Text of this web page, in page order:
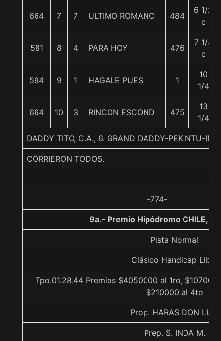
664 7 7 ULTIMO ROMANC 484
6 1/2
c
581 8 4 PARA HOY 476
7 1/4
c
594 9 1 HAGALE PUES 1
10
1/4
664 10 3 RINCON ESCOND 475
13
1/4
DADDY TITO, C.A., 6. GRAND DADDY-PEKINTU-
CORRIERON TODOS.
-774-
9a.- Premio Hipódromo CHILE,
Pista Normal
Clásico Handicap Libre
Tpo.01.28.44 Premios $4050000 al 1ro,
$210000 al 4to
Prop. HARAS DON LUIS
Prep. S. INDA M.